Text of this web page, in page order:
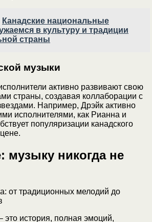
Канадские национальные
в культуру и традиции
страны
музыки
активно развивают свою
страны, создавая коллаборации с
Например, Дрэйк активно
исполнителями, как Рианна и
популяризации канадского
музыку никогда не
это история, полная эмоций,